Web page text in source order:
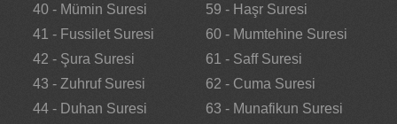
40 - Mümin Suresi
41 - Fussilet Suresi
42 - Şura Suresi
43 - Zuhruf Suresi
44 - Duhan Suresi
59 - Haşr Suresi
60 - Mumtehine Suresi
61 - Saff Suresi
62 - Cuma Suresi
63 - Munafikun Suresi